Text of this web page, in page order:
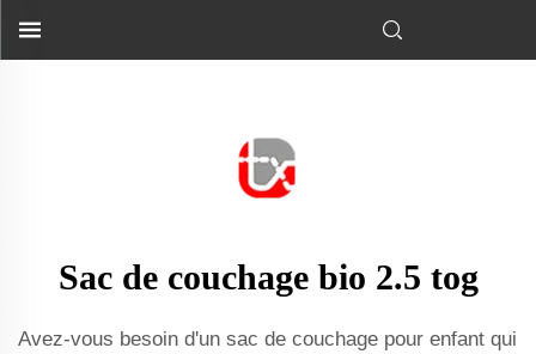
Sac de couchage bio 2.5 tog
Avez-vous besoin d'un sac de couchage pour enfant qui